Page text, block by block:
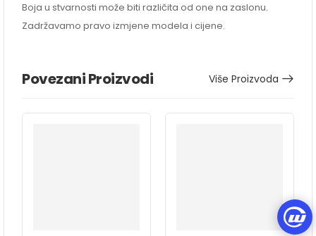
Boja u stvarnosti može biti različita od one na zaslonu.
Zadržavamo pravo izmjene modela i cijene.
Povezani Proizvodi Više Proizvoda